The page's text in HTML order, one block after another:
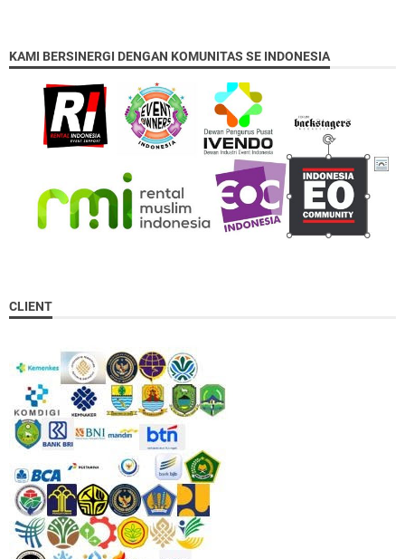
KAMI BERSINERGI DENGAN KOMUNITAS SE INDONESIA
CLIENT